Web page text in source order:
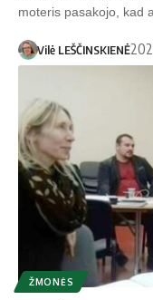
moteris pasakojo, kad
Vilė LEŠČINSKIENĖ
ŽMONĖS